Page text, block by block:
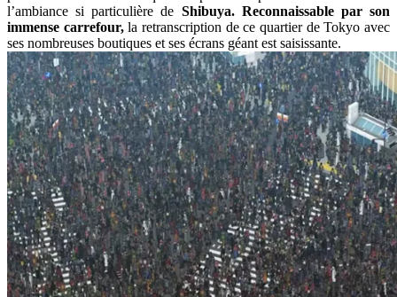
l’ambiance si particulière de Shibuya. Reconnaissable par son
immense carrefour,la retranscription de ce quartier de Tokyo avec
ses nombreuses boutiques et ses écrans géant est saisissante.